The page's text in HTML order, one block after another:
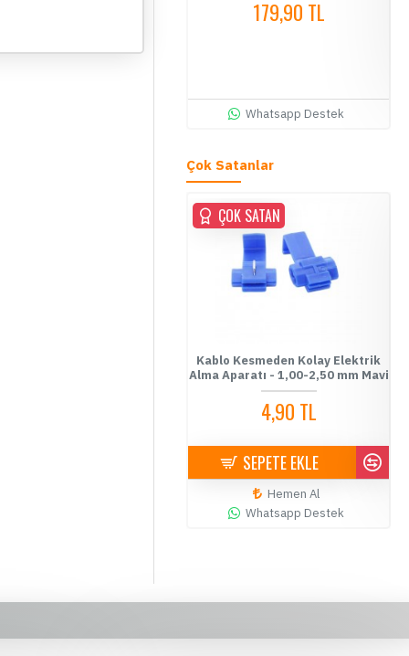
179,90 TL
Whatsapp Destek
Çok Satanlar
ÇOK SATAN
Kablo Kesmeden Kolay Elektrik
Alma Aparatı - 1,00-2,50 mm Mavi
4,90 TL
SEPETE EKLE
Hemen Al
Whatsapp Destek